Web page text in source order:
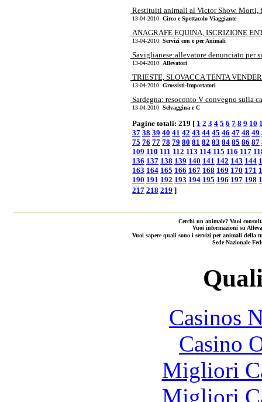
Restituiti animali al Victor Show.
13-04-2010 Circo e Spettacolo Viaggiante
ANAGRAFE EQUINA, ISCRIZIONE
13-04-2010 Servizi con e per Animali
Saviglianese:allevatore denunciato per
13-04-2010 Allevatori
TRIESTE, SLOVACCA TENTA
13-04-2010 Grossisti-Importatori
Sardegna: resoconto V convegno sulla
13-04-2010 Selvaggina e C
Pagine totali: 219 [ 1 2 3 4 5 6 7 8 9 10
37 38 39 40 41 42 43 44 45 46 47 48 49
75 76 77 78 79 80 81 82 83 84 85 86 87
109 110 111 112 113 114 115 116 117
136 137 138 139 140 141 142 143 144
163 164 165 166 167 168 169 170 171
190 191 192 193 194 195 196 197 198
217 218 219 ]
Cerchi un animale? Vuoi
Vuoi informazioni su
Vuoi sapere quali sono i servizi per animali
Sede Nazionale
Casinos
Casino
Migliori
Migliori